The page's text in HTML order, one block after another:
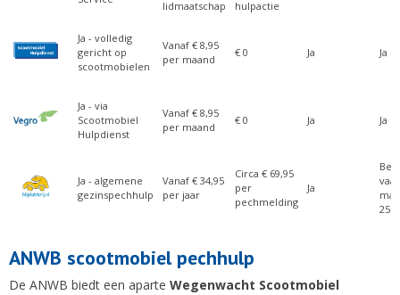
lidmaatschap
hulpactie
Ja - volledig
gericht op
scootmobielen
Vanaf € 8,95
per maand
€ 0 Ja Ja
Ja - via
Scootmobiel
Hulpdienst
Vanaf € 8,95
per maand
€ 0 Ja Ja
Ja - algemene
gezinspechhulp
Vanaf € 34,95
per jaar
Circa € 69,95
per
pechmelding
Ja
vaak
25
ANWB scootmobiel pechhulp
De ANWB biedt een aparte Wegenwacht Scootmobiel